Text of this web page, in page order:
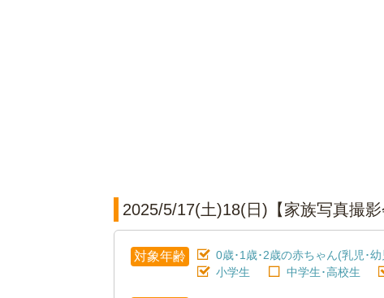
2025/5/17(土)18(日)【家族写真撮
対象年齢 0歳･1歳･2歳の赤ちゃん(乳児･幼
小学生
中学生･高校生